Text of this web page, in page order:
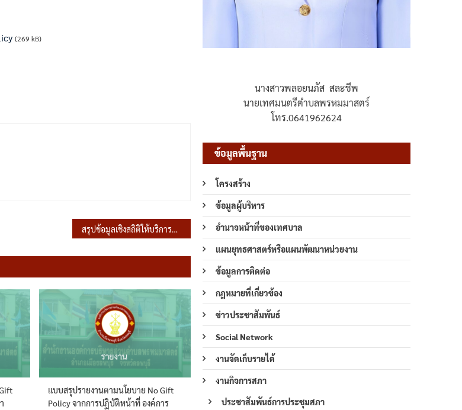
(269 kB)
สรุปข้อมูลเชิงสถิติให้บริการประชาชน ผ่านช่องทาง (e-Service) ประจำปีงบประมาณ 2568
แบบสรุปรายงานตามนโยบาย No Gift
Policy จากการปฏิบัติหน้าที่ องค์การ
นางสาวพลอยนภัส สละชีพ
นายเทศมนตรีตำบลพรหมมาสตร์
โทร.0641962624
ข้อมูลพื้นฐาน
โครงสร้าง
ข้อมูลผู้บริหาร
อำนาจหน้าที่ของเทศบาล
แผนยุทธศาสตร์หรือแผนพัฒนาหน่วยงาน
ข้อมูลการติดต่อ
กฎหมายที่เกี่ยวข้อง
ข่าวประชาสัมพันธ์
Social Network
งานจัดเก็บรายได้
งานกิจการสภา
ประชาสัมพันธ์การประชุมสภา